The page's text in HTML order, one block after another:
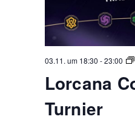
03.11. um 18:30 -23:00
Lorcana
Turnier